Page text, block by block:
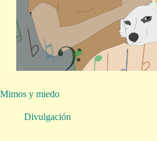
Mimos y miedo
Divulgación